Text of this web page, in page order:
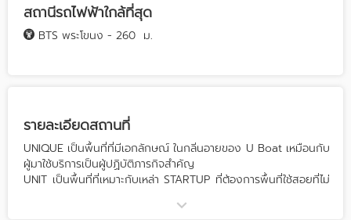
สถานีรถไฟฟ้าใกล้ที่สุด
BTS พระโขนง - 260 ม.
รายละเอียดสถานที่
UNIQUE เป็นพื้นที่ที่มีเอกลักษณ์ ในกลิ่นอายของ U Boat เหมือนกับ
ผู้มาใช้บริการเป็นผู้ปฏิบัติภารกิจสำคัญ
UNIT เป็นพื้นที่ที่เหมาะกับเหล่า STARTUP ที่ต้องการพื้นที่ใช้สอยที่ไม่
UNITY เป็นพื้นที่ที่รวมกลุ่มคนสร้างสรรค์ ที่พร้อมจะเริ่มต้นธุรกิจเพื่อ